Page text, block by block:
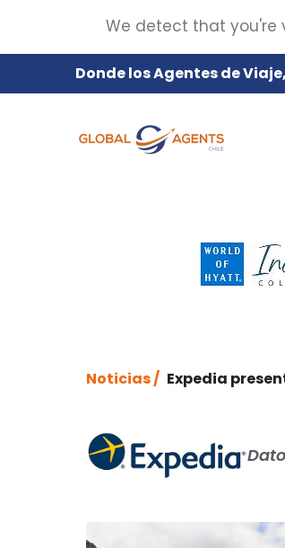
Donde los Agentes de
Noticias / Expedia
We detect that you're